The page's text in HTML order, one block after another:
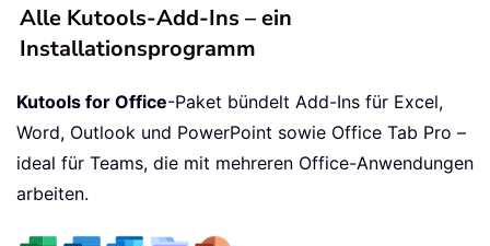
Alle Kutools-Add-Ins – ein
Installationsprogramm
Kutools for Office-Paket bündelt Add-Ins für Excel,
Word, Outlook und PowerPoint sowie Office Tab Pro –
ideal für Teams, die mit mehreren Office-Anwendungen
arbeiten.